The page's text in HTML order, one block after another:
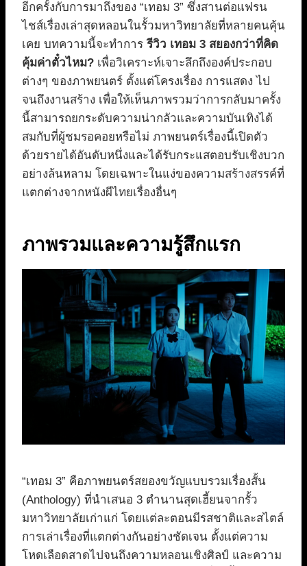
อีกครั้งกับการมาถึงของ “เทอม 3” ซึ่งสานต่อแฟรน
ไชส์เรื่องเล่าสุดหลอนในรั้วมหาวิทยาลัยที่หลายคนคุ้น
เคย บทความนี้จะทำการรีวิว เทอม 3 สยองกว่าที่คิด
คุ้มค่าตั๋วไหม? เพื่อวิเคราะห์เจาะลึกถึงองค์ประกอบ
ต่างๆ ของภาพยนตร์ ตั้งแต่โครงเรื่อง การแสดง ไป
จนถึงงานสร้าง เพื่อให้เห็นภาพรวมว่าการกลับมาครั้ง
นี้สามารถยกระดับความน่ากลัวและความบันเทิงได้
สมกับที่ผู้ชมรอคอยหรือไม่ ภาพยนตร์เรื่องนี้เปิดตัว
ด้วยรายได้อันดับหนึ่งและได้รับกระแสตอบรับเชิงบวก
อย่างล้นหลาม โดยเฉพาะในแง่ของความสร้างสรรค์ที่
แตกต่างจากหนังผีไทยเรื่องอื่นๆ
ภาพรวมและความรู้สึกแรก
“เทอม 3” คือภาพยนตร์สยองขวัญแบบรวมเรื่องสั้น
(Anthology) ที่นำเสนอ 3 ตำนานสุดเฮี้ยนจากรั้ว
มหาวิทยาลัยเก่าแก่ โดยแต่ละตอนมีรสชาติและสไตล์
การเล่าเรื่องที่แตกต่างกันอย่างชัดเจน ตั้งแต่ความ
โหดเลือดสาดไปจนถึงความหลอนเชิงศิลป์ และความ